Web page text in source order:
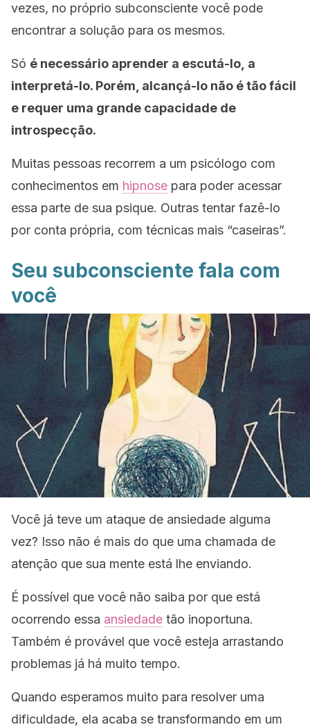
vezes, no próprio subconsciente você pode
encontrar a solução para os mesmos.
Só é necessário aprender a escutá-lo, a
interpretá-lo. Porém, alcançá-lo não é tão fácil
e requer uma grande capacidade de
introspecção.
Muitas pessoas recorrem a um psicólogo com
conhecimentos em hipnose para poder acessar
essa parte de sua psique. Outras tentar fazê-lo
por conta própria, com técnicas mais “caseiras”.
Seu subconsciente fala com
você
Você já teve um ataque de ansiedade alguma
vez? Isso não é mais do que uma chamada de
atenção que sua mente está lhe enviando.
É possível que você não saiba por que está
ocorrendo essa ansiedade tão inoportuna.
Também é provável que você esteja arrastando
problemas já há muito tempo.
Quando esperamos muito para resolver uma
dificuldade, ela acaba se transformando em um